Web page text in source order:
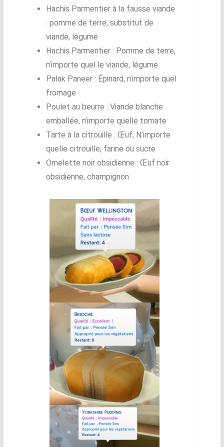
Hachis Parmentier à la fausse viande
: pomme de terre, substitut de
viande, légume
Hachis Parmentier : Pomme de terre,
n’importe quel le viande, légume
Palak Paneer : Épinard, n’importe quel
fromage
Poulet au beurre : Viande blanche
emballée, n’importe quelle tomate
Tarte à la citrouille : Œuf, N’importe
quelle citrouille, farine ou sucre
Omelette noir obsidienne : Œuf noir
obsidienne, champignon